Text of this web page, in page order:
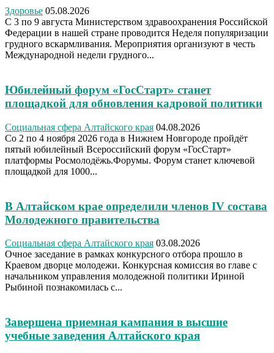
Здоровье 05.08.2026
С 3 по 9 августа Министерством здравоохранения Российской
Федерации в нашей стране проводится Неделя популяризации
грудного вскармливания. Мероприятия организуют в честь
Международной недели грудного...
Юбилейный форум «ГосСтарт» станет
площадкой для обновления кадровой политики
Социальная сфера Алтайского края 04.08.2026
Со 2 по 4 ноября 2026 года в Нижнем Новгороде пройдёт
пятый юбилейный Всероссийский форум «ГосСтарт»
платформы Росмолодёжь.Форумы. Форум станет ключевой
площадкой для 1000...
В Алтайском крае определили членов IV состава
Молодежного правительства
Социальная сфера Алтайского края 03.08.2026
Очное заседание в рамках конкурсного отбора прошло в
Краевом дворце молодежи. Конкурсная комиссия во главе с
начальником управления молодежной политики Ириной
Рыбиной познакомилась с...
Завершена приемная кампания в высшие
учебные заведения Алтайского края